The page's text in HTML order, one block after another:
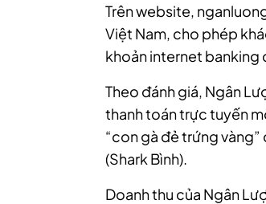
Trên website,
Việt Nam, cho phép
khoản internet banking
Theo đánh giá, Ngân
thanh toán trực tuyến
“con gà đẻ trứng
(Shark Bình).
Doanh thu của Ngân